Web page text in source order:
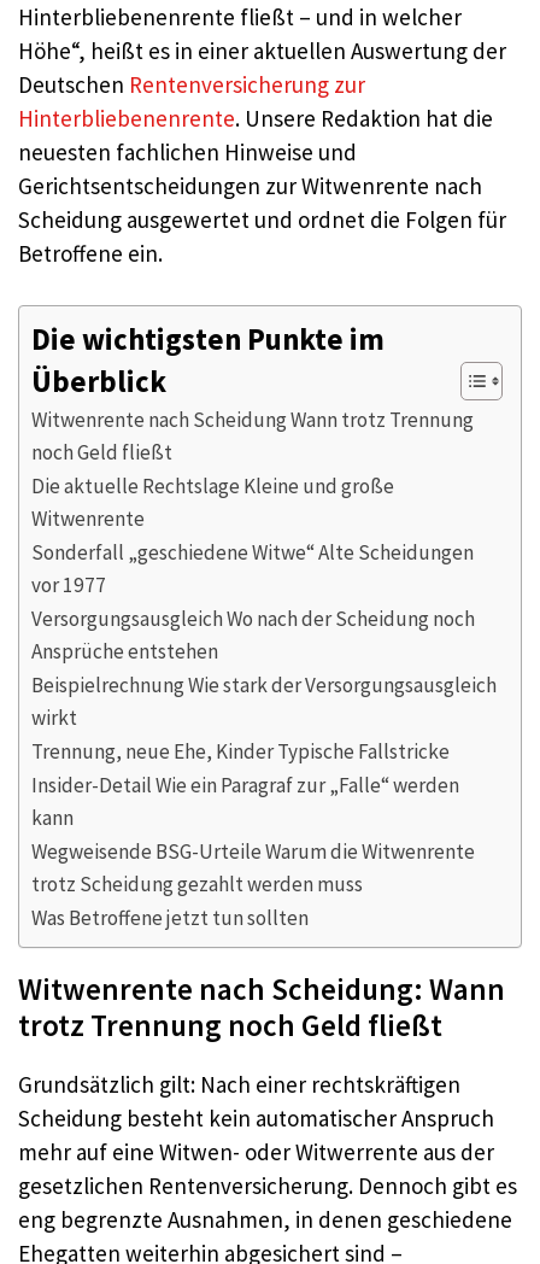
Hinterbliebenenrente fließt – und in welcher
Höhe“, heißt es in einer aktuellen Auswertung der
Deutschen Rentenversicherung zur
Hinterbliebenenrente. Unsere Redaktion hat die
neuesten fachlichen Hinweise und
Gerichtsentscheidungen zur Witwenrente nach
Scheidung ausgewertet und ordnet die Folgen für
Betroffene ein.
Die wichtigsten Punkte im
Überblick
Witwenrente nach Scheidung Wann trotz Trennung
noch Geld fließt
Die aktuelle Rechtslage Kleine und große
Witwenrente
Sonderfall „geschiedene Witwe“ Alte Scheidungen
vor 1977
Versorgungsausgleich Wo nach der Scheidung noch
Ansprüche entstehen
Beispielrechnung Wie stark der Versorgungsausgleich
wirkt
Trennung, neue Ehe, Kinder Typische Fallstricke
Insider-Detail Wie ein Paragraf zur „Falle“ werden
kann
Wegweisende BSG-Urteile Warum die Witwenrente
trotz Scheidung gezahlt werden muss
Was Betroffene jetzt tun sollten
Witwenrente nach Scheidung: Wann
trotz Trennung noch Geld fließt
Grundsätzlich gilt: Nach einer rechtskräftigen
Scheidung besteht kein automatischer Anspruch
mehr auf eine Witwen- oder Witwerrente aus der
gesetzlichen Rentenversicherung. Dennoch gibt es
eng begrenzte Ausnahmen, in denen geschiedene
Ehegatten weiterhin abgesichert sind –